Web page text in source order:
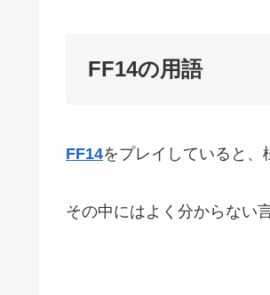
FF14の用語
FF14をプレイしていると、
その中にはよく分からない